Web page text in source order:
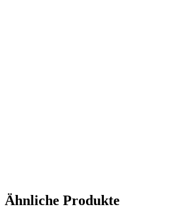
Ähnliche Produkte